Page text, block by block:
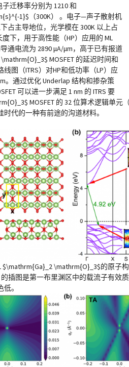
迁移率分别为 1210 和
1}$（300K） 。电子—声子散射机
占主导地位，光学模在 300K 以上占
下，用于高性能（HP）应用的 ML
通电流为 2890 μA/μm，高于已有报道
MOSFET 的延迟时间和
图（ITRS）对HP和低功率（LP）应
。通过优化 Underlap 结构和掺杂策
可以进一步满足 1 nm 的 ITRS 要
MOSFET 的 32 位算术逻辑单
代的一种有前途的沟道材料。
$\mathrm{Ga}_2 \mathrm{O}_3$的原子
插图是第一布里渊区中的载流子有效
。